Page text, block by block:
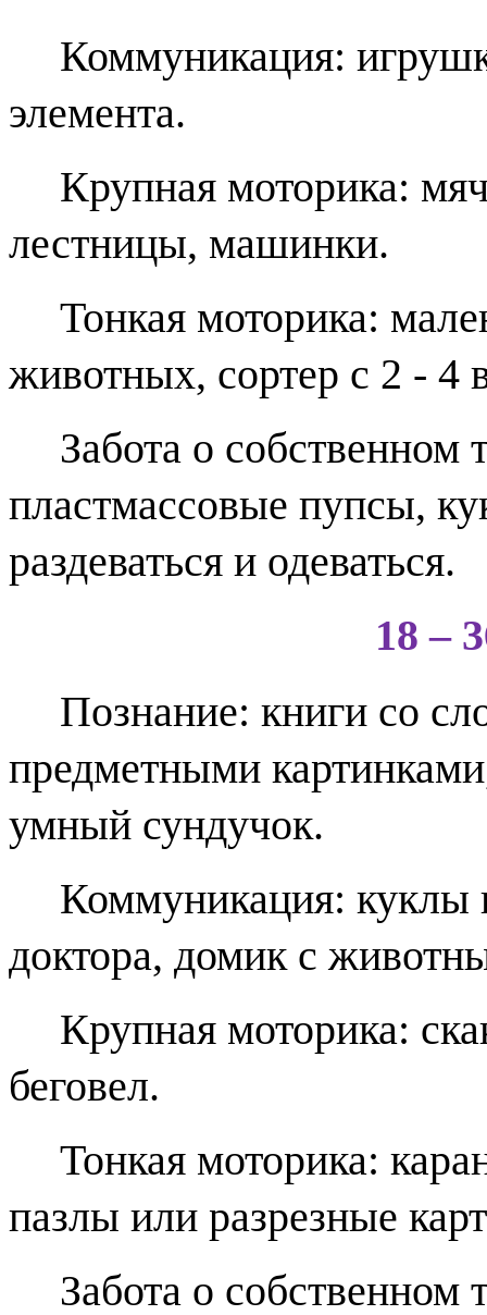
Коммуникация:
элемента.
Крупная моторика:
лестницы, машинки.
Тонкая моторика:
животных, сортер с 2 - 4
Забота о собственном
пластмассовые пупсы,
раздеваться и одеваться.
18 –
Познание: книги со
предметными
умный сундучок.
Коммуникация: куклы
доктора, домик с
Крупная моторика:
беговел.
Тонкая моторика:
пазлы или разрезные
Забота о собственном